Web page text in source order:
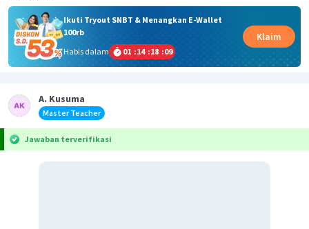
Ikuti Tryout SNBT & Menangkan E-Wallet
100rb
Habis dalam
01 :14 :18 :09
Klaim
A. Kusuma
Master Teacher
Jawaban terverifikasi